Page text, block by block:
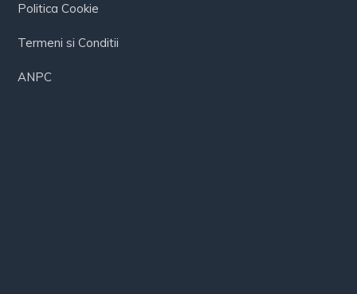
Politica Cookie
Termeni si Conditii
ANPC